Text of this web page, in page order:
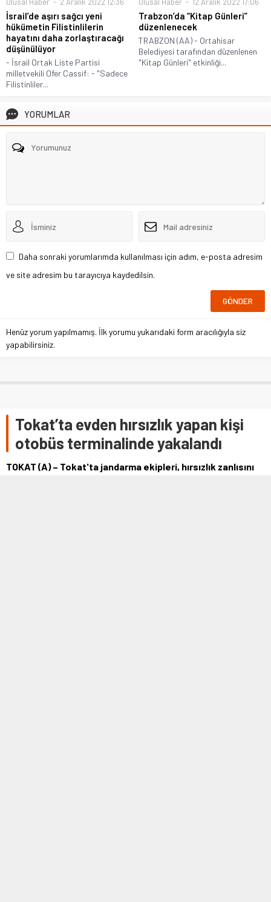
İsrail’de aşırı sağcı yeni
hükümetin Filistinlilerin
hayatını daha zorlaştıracağı
düşünülüyor
- İsrail Ortak Liste Partisi
milletvekili Ofer Cassif: - "Sadece
Filistinliler...
Trabzon’da “Kitap Günleri”
düzenlenecek
TRABZON (AA) - Ortahisar
Belediyesi tarafından düzenlenen
"Kitap Günleri" etkinliği...
YORUMLAR
Daha sonraki yorumlarımda kullanılması için adım, e-posta adresim
ve site adresim bu tarayıcıya kaydedilsin.
Henüz yorum yapılmamış. İlk yorumu yukarıdaki form aracılığıyla siz
yapabilirsiniz.
Tokat’ta evden hırsızlık yapan kişi
otobüs terminalinde yakalandı
TOKAT (A) – Tokat'ta jandarma ekipleri, hırsızlık zanlısını